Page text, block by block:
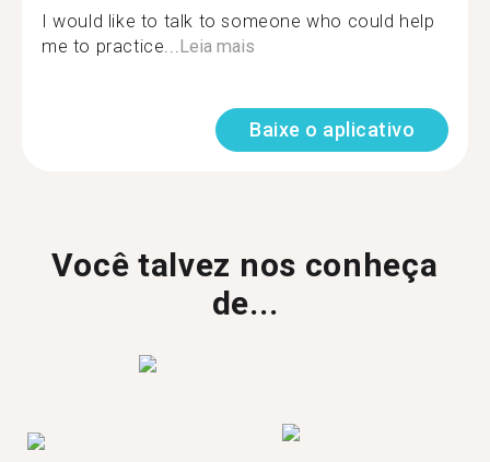
I would like to talk to someone who could help
me to practice...Leia mais
Baixe o aplicativo
Você talvez nos conheça
de...